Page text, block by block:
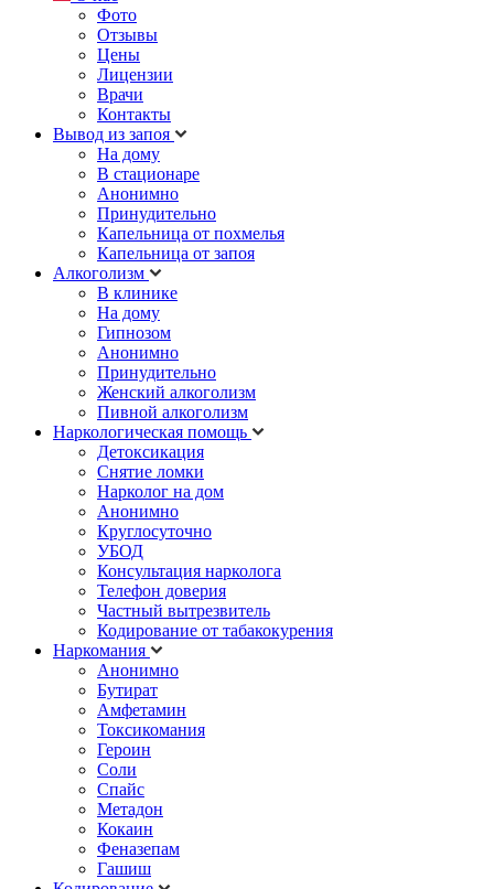
Фото
Отзывы
Цены
Лицензии
Врачи
Контакты
Вывод из запоя
На дому
В стационаре
Анонимно
Принудительно
Капельница от похмелья
Капельница от запоя
Алкоголизм
В клинике
На дому
Гипнозом
Анонимно
Принудительно
Женский алкоголизм
Пивной алкоголизм
Наркологическая помощь
Детоксикация
Снятие ломки
Нарколог на дом
Анонимно
Круглосуточно
УБОД
Консультация нарколога
Телефон доверия
Частный вытрезвитель
Кодирование от табакокурения
Наркомания
Анонимно
Бутират
Амфетамин
Токсикомания
Героин
Соли
Спайс
Метадон
Кокаин
Феназепам
Гашиш